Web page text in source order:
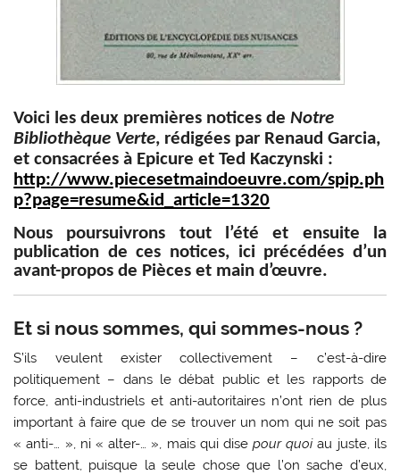
Voici les deux premières notices deNotre
Bibliothèque Verte, rédigées par Renaud Garcia,
et consacrées à Epicure et Ted Kaczynski :
http://www.piecesetmaindoeuvre.com/spip.ph
p?page=resume&id_article=1320
Nous poursuivrons tout l’été et ensuite la
publication de ces notices, ici précédées d’un
avant-propos de Pièces et main d’œuvre.
Et si nous sommes, qui sommes-nous ?
S’ils veulent exister collectivement – c’est-à-dire
politiquement – dans le débat public et les rapports de
force, anti-industriels et anti-autoritaires n’ont rien de plus
important à faire que de se trouver un nom qui ne soit pas
« anti-… », ni « alter-… », mais qui disepour quoiau juste, ils
se battent, puisque la seule chose que l’on sache d’eux,